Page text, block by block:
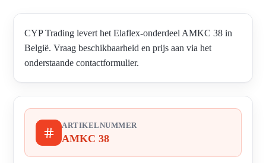
CYP Trading levert het Elaflex-onderdeel AMKC 38 in
België. Vraag beschikbaarheid en prijs aan via het
onderstaande contactformulier.
ARTIKELNUMMER
AMKC 38